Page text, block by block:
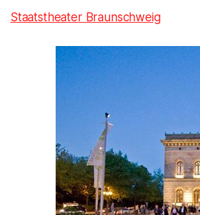
Staatstheater Braunschweig